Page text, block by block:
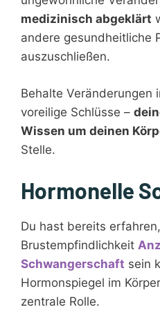
medizinisch abgeklärt
andere gesundheitliche
auszuschließen.
Behalte Veränderungen
voreilige Schlüsse –
Wissen um deinen
Stelle.
Hormonelle
Du hast bereits
Brustempfindlichkeit
Schwangerschaft sein
Hormonspiegel im
zentrale Rolle.